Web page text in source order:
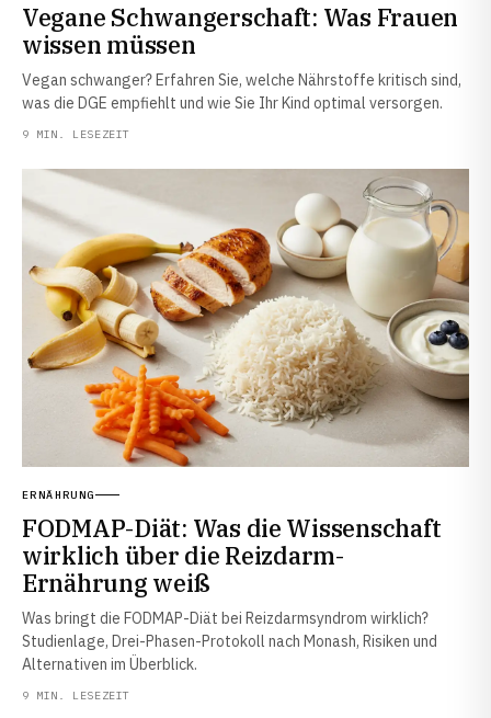
Vegane Schwangerschaft: Was Frauen
wissen müssen
Vegan schwanger? Erfahren Sie, welche Nährstoffe kritisch sind,
was die DGE empfiehlt und wie Sie Ihr Kind optimal versorgen.
9 MIN. LESEZEIT
ERNÄHRUNG
FODMAP-Diät: Was die Wissenschaft
wirklich über die Reizdarm-
Ernährung weiß
Was bringt die FODMAP-Diät bei Reizdarmsyndrom wirklich?
Studienlage, Drei-Phasen-Protokoll nach Monash, Risiken und
Alternativen im Überblick.
9 MIN. LESEZEIT